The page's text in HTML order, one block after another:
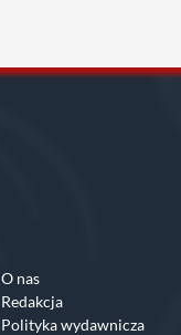
O nas
Redakcja
Polityka wydawnicza